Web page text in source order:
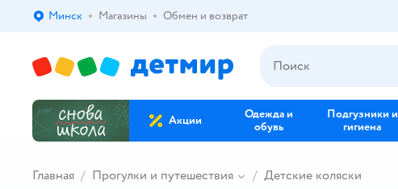
Выбор адреса доставки.
Минск Магазины Обмен и возврат
Акции
Одежда и
обувь
Подгузники и
гигиена
Главная Прогулки и путешествия Детские коляски